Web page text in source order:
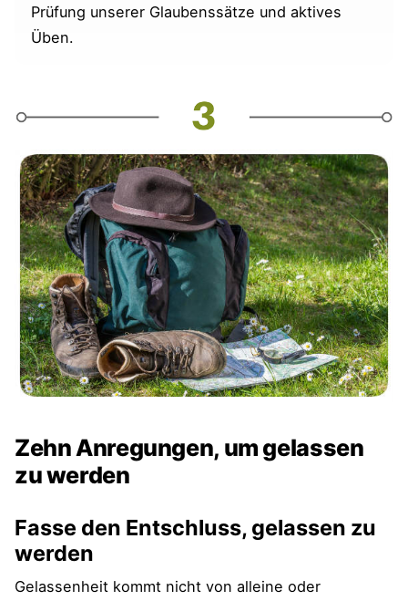
Prüfung unserer Glaubenssätze und aktives
Üben.
Zehn Anregungen, um gelassen
zu werden
Fasse den Entschluss, gelassen zu
werden
Gelassenheit kommt nicht von alleine oder